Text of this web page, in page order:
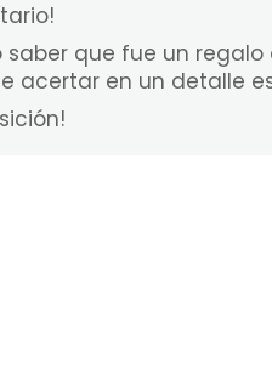
saber que fue un
acertar en un detalle